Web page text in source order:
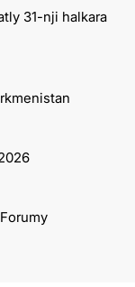
31-nji halkara